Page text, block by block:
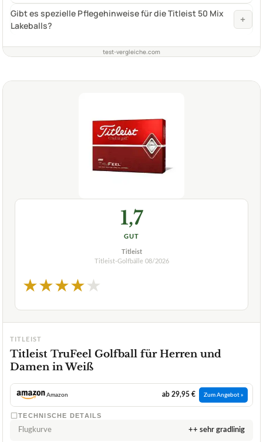
Gibt es spezielle Pflegehinweise für die Titleist 50 Mix
Lakeballs?
+
test-vergleiche.com
1,7
GUT
Titleist
Titleist-Golfbälle 08/2026
★★★★★
TITLEIST
Titleist TruFeel Golfball für Herren und
Damen in Weiß
Amazon ab 29,95 € Zum Angebot »
TECHNISCHE DETAILS
Flugkurve ++ sehr gradlinig